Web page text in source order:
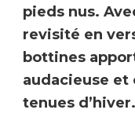
pieds nus.
revisité en
bottines
audacieuse et
tenues d’hiver.